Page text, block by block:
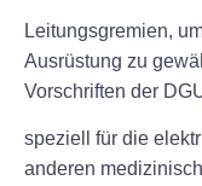
Leitungsgremien,
Ausrüstung zu
Vorschriften der
speziell für die
anderen